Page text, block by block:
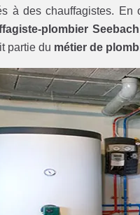
à des chauffagistes. En
plombier Seebach
partie du métier de